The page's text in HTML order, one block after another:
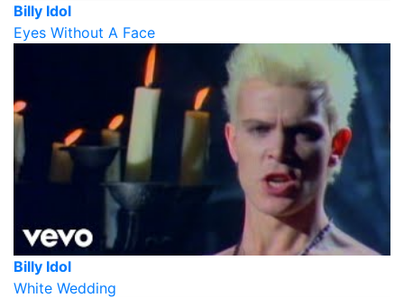
Billy Idol
Eyes Without A Face
Billy Idol
White Wedding